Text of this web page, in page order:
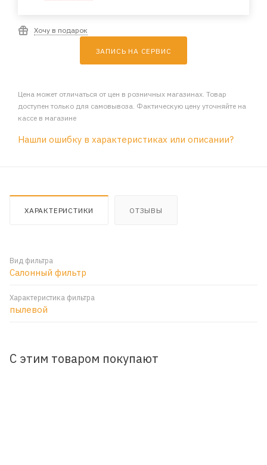
Хочу в подарок
ЗАПИСЬ НА СЕРВИС
Цена может отличаться от цен в розничных магазинах. Товар
доступен только для самовывоза. Фактическую цену уточняйте на
кассе в магазине
Нашли ошибку в характеристиках или описании?
ХАРАКТЕРИСТИКИ ОТЗЫВЫ
Вид фильтра
Салонный фильтр
Характеристика фильтра
пылевой
С этим товаром покупают